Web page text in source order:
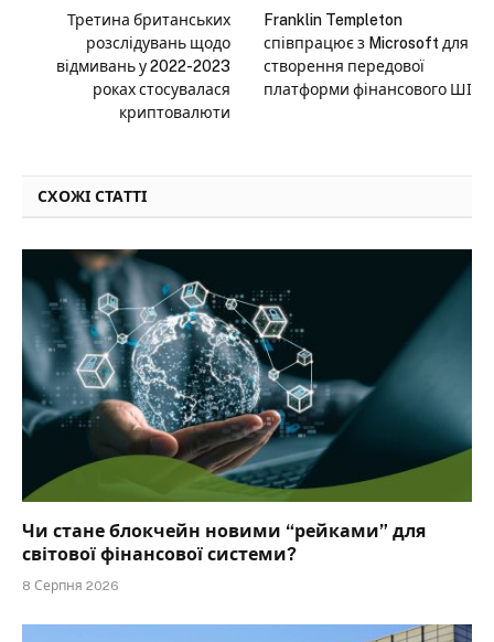
Третина британських
розслідувань щодо
відмивань у 2022-2023
роках стосувалася
криптовалюти
Franklin Templeton
співпрацює з Microsoft для
створення передової
платформи фінансового ШІ
СХОЖІ СТАТТІ
Чи стане блокчейн новими “рейками” для
світової фінансової системи?
8 Серпня 2026